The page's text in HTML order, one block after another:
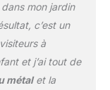
oiseaux
attirés par
en eau
plusieurs
mon jardin
c’est un
à
et j’ai tout de
métalet la